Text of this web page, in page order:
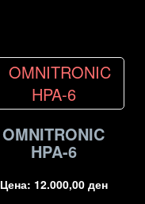
OMNITRONIC
HPA-6
Цена: 12.000,00 ден